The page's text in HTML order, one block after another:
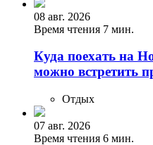
08 авг. 2026
Время чтения 7 мин.
Куда поехать на
можно встретить
Отдых
07 авг. 2026
Время чтения 6 мин.